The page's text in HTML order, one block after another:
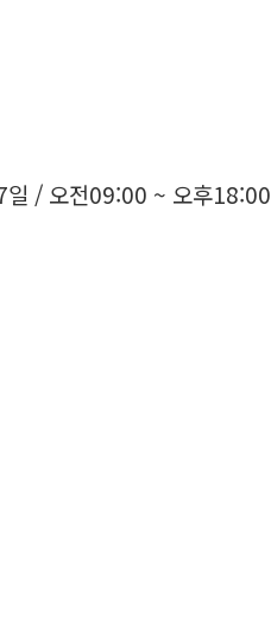
일 / 오전09:00 ~ 오후18:00